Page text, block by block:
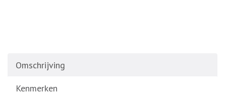
Omschrijving
Kenmerken